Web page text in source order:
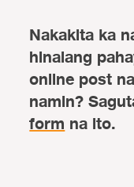
Nakakita ka
hinalang
online post
namin?
formna ito.